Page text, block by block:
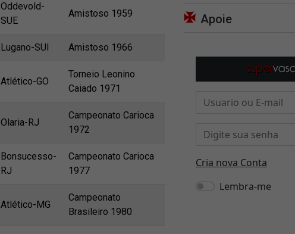
Oddevold-
SUE
Amistoso 1959
Lugano-SUI Amistoso 1966
Atlético-GO
Torneio Leonino
Caiado 1971
Olaria-RJ
Campeonato Carioca
1972
Bonsucesso-
RJ
Campeonato Carioca
1977
Atlético-MG
Campeonato
Brasileiro 1980
Apoie